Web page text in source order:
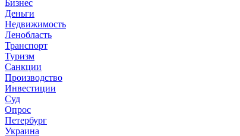
Бизнес
Деньги
Недвижимость
Ленобласть
Транспорт
Туризм
Санкции
Производство
Инвестиции
Суд
Опрос
Петербург
Украина